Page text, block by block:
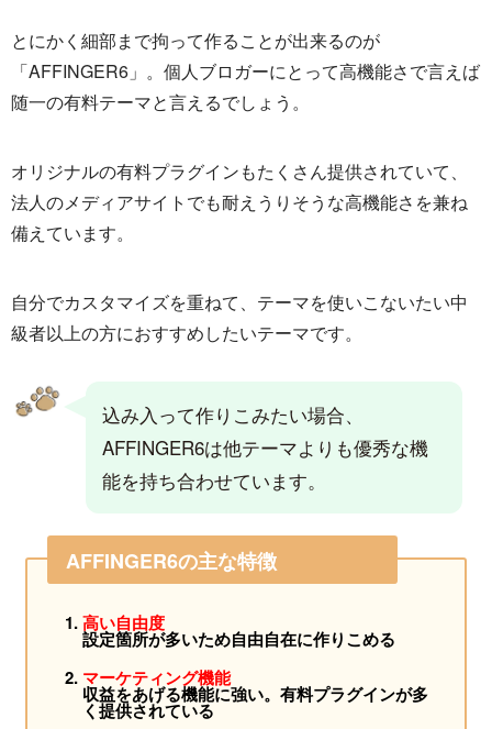
とにかく細部まで拘って作ることが出来るのが
「AFFINGER6」。個人ブロガーにとって高機能さで言えば
随一の有料テーマと言えるでしょう。
オリジナルの有料プラグインもたくさん提供されていて、
法人のメディアサイトでも耐えうりそうな高機能さを兼ね
備えています。
自分でカスタマイズを重ねて、テーマを使いこないたい中
級者以上の方におすすめしたいテーマです。
込み入って作りこみたい場合、
AFFINGER6は他テーマよりも優秀な機
能を持ち合わせています。
AFFINGER6の主な特徴
高い自由度
設定箇所が多いため自由自在に作りこめる
マーケティング機能
収益をあげる機能に強い。有料プラグインが多
く提供されている